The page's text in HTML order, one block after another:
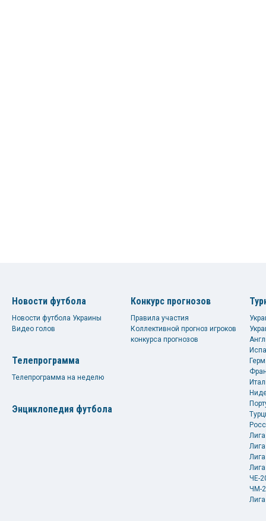
Новости футбола
Новости футбола Украины
Видео голов
Телепрограмма
Телепрограмма на неделю
Энциклопедия футбола
Конкурс прогнозов
Правила участия
Коллективной прогноз игроков
конкурса прогнозов
ЧЕ-
ЧМ-